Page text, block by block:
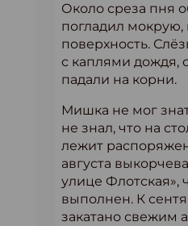
Около среза пня
погладил
поверхность.
с каплями дождя,
падали на корни.
Мишка не мог
не знал, что на
лежит
августа
улице Флотская»,
выполнен. К
закатано свежим